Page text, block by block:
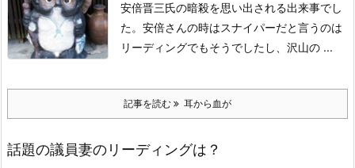
安倍晋三氏の暗殺を思い出される出来事でし
た。 安倍さんの時はスナイパーだと言うのは
リーディングでもそうでしたし、沢山の ...
記事を読む 耳から血が
話題の議員妻のリーディングは？